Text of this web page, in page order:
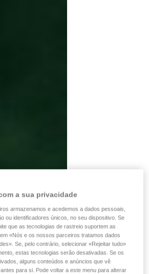
a sua privacidade
armazenamos e acedemos a dados pessoais,
ou identificadores únicos, no seu dispositivo. Se
que as tecnologias de rastreio suportem as
«Nós e os nossos parceiros tratamos dados
Se, pelo contrário, selecionar «Rejeitar tudo»
estas tecnologias serão desativadas. Se os
alguns conteúdos e anúncios que vê
para si. Pode voltar a este menu para alterar